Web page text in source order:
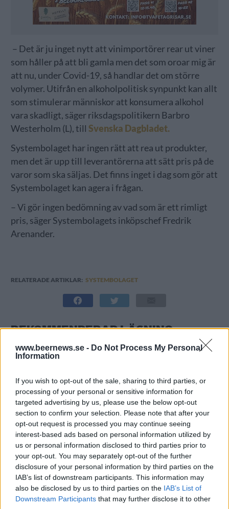
www.beernews.se - Do Not Process My Personal
Information
If you wish to opt-out of the sale, sharing to third parties, or
processing of your personal or sensitive information for
targeted advertising by us, please use the below opt-out
section to confirm your selection. Please note that after your
opt-out request is processed you may continue seeing
interest-based ads based on personal information utilized by
us or personal information disclosed to third parties prior to
your opt-out. You may separately opt-out of the further
disclosure of your personal information by third parties on the
IAB’s list of downstream participants. This information may
also be disclosed by us to third parties on the IAB’s List of
Downstream Participants that may further disclose it to other
– Det är ju inget nytt att vinimportörer rear ut viner
som håller på att bli gamla men det som oroar mig är
att nu, under Covid-19, så handlar det om större
volymer. Utifrån en alkoholpolitisk synpunkt kan allt
som stimulerar människor att konsumera alkohol
vara skadligt, säger riksdagspolitikern Barbro
Westerholm (L), till Svenska Dagbladet.
Systembolaget har ingen rätt att rea ut produkter,
men det är upp till leverantörerna att sätt pris på de
varor som ska säljas. Det finns inget i dag som gör att
Systembolaget kan agera i frågan.
– Vi gör ingen bedömning av vad som är ett rimligt
pris, säger Systembolagets inköpschef Fredrik
Arenander.
RELATERADE ARTIKLAR: SYSTEMBOLAGET
REKOMMENDERAD LÄSNING
Beer grows while Systembolaget shrinks
När ölet ökar – då skär Systembolaget ner
“Har en soft spot för det lite skitiga med
bitska syror”